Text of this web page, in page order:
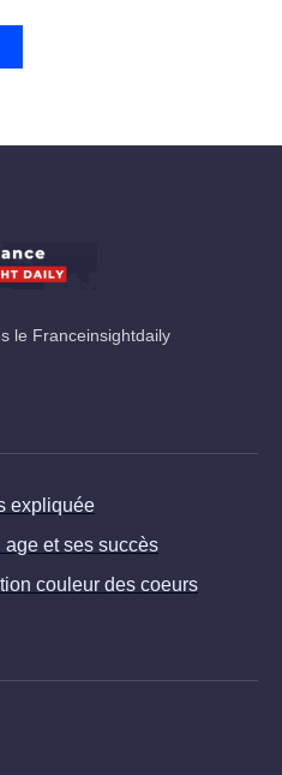
le Franceinsightdaily
expliquée
et ses succès
couleur des coeurs